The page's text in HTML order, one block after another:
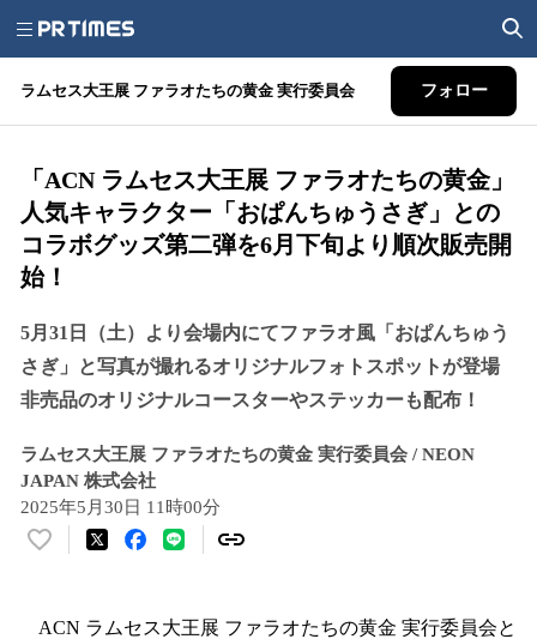
ラムセス大王展 ファラオたちの黄金 実行委員会 フォロー
「ACN ラムセス大王展 ファラオたちの黄金」
人気キャラクター「おぱんちゅうさぎ」との
コラボグッズ第二弾を6月下旬より順次販売開
始！
5月31日（土）より会場内にてファラオ風「おぱんちゅう
さぎ」と写真が撮れるオリジナルフォトスポットが登場
非売品のオリジナルコースターやステッカーも配布！
ラムセス大王展 ファラオたちの黄金 実行委員会 / NEON
JAPAN 株式会社
2025年5月30日 11時00分
い
！
ACN ラムセス大王展 ファラオたちの黄金 実行委員会と